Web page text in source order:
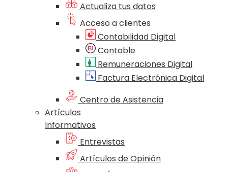
Actualiza tus datos
Acceso a clientes
Contabilidad Digital
Contable
Remuneraciones Digital
Factura Electrónica Digital
Centro de Asistencia
Artículos
Informativos
Entrevistas
Artículos de Opinión